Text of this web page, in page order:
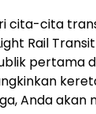
cita-cita
Rail
pertama
Anda